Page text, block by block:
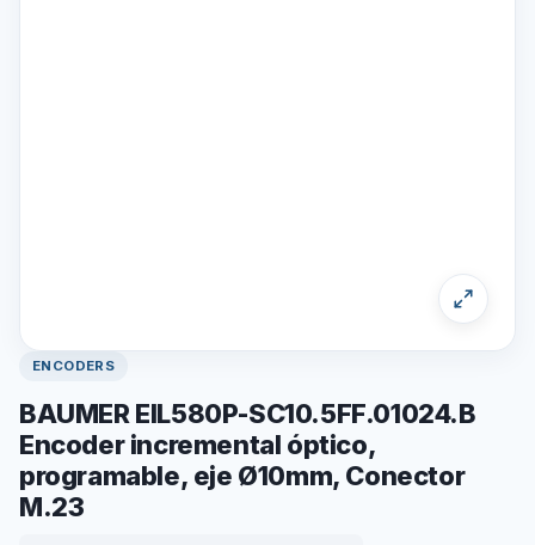
ENCODERS
BAUMER EIL580P-SC10.5FF.01024.B
Encoder incremental óptico,
programable, eje Ø10mm, Conector
M.23